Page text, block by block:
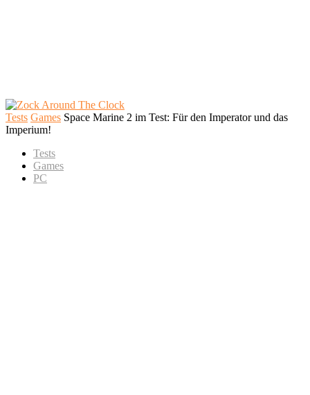
Tests Games Space Marine 2 im Test: Für den Imperator und das
Imperium!
Tests
Games
PC